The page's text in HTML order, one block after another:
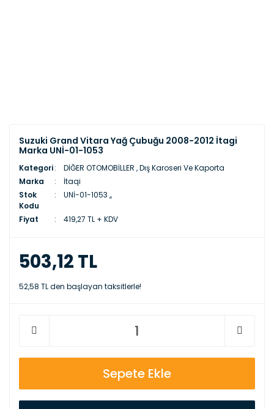
Suzuki Grand Vitara Yağ Çubuğu 2008-2012 İtagi
Marka UNİ-01-1053
Kategori DİĞER OTOMOBİLLER ,Dış Karoseri Ve Kaporta
Marka
İtaqi
Stok
Kodu
UNİ-01-1053 ,,
Fiyat 419,27 TL + KDV
503,12 TL
52,58 TL den başlayan taksitlerle!
Sepete Ekle